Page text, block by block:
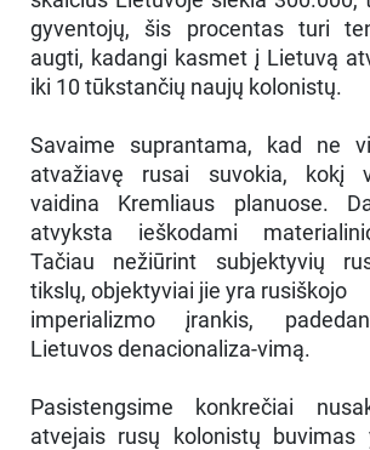
gyventojų, šis procentas turi
augti, kadangi kasmet į Lietuvą
iki 10 tūkstančių naujų kolonistų.
Savaime suprantama, kad ne
atvažiavę rusai suvokia, kokį
vaidina Kremliaus planuose.
atvyksta ieškodami
Tačiau nežiūrint subjektyvių
tikslų, objektyviai jie yra rusiškojo
imperializmo įrankis,
Lietuvos denacionaliza-vimą.
Pasistengsime konkrečiai
atvejais rusų kolonistų buvimas